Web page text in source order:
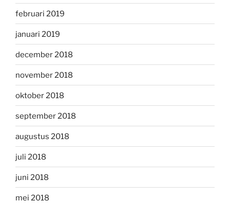
februari 2019
januari 2019
december 2018
november 2018
oktober 2018
september 2018
augustus 2018
juli 2018
juni 2018
mei 2018